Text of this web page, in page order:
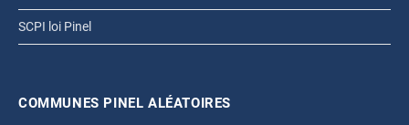
SCPI loi Pinel
COMMUNES PINEL ALÉATOIRES